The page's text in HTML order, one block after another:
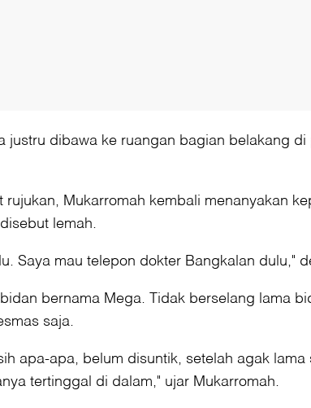
justru dibawa ke ruangan bagian belakang
Mukarromah kembali menanyakan
lemah.
Saya mau telepon dokter Bangkalan dulu,"
bernama Mega. Tidak berselang lama
saja.
apa-apa, belum disuntik, setelah agak
tertinggal di dalam," ujar Mukarromah.